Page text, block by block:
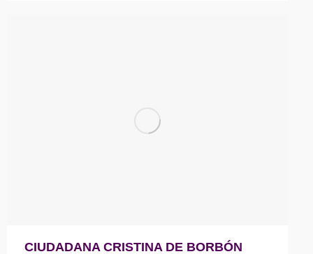
CIUDADANA CRISTINA DE BORBÓN